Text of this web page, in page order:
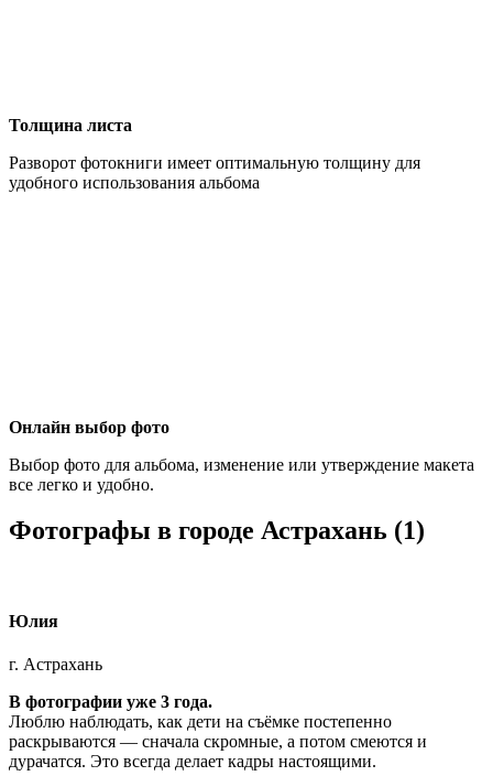
Толщина листа
Разворот фотокниги имеет оптимальную толщину для
удобного использования альбома
Онлайн выбор фото
Выбор фото для альбома, изменение или утверждение макета
все легко и удобно.
Фотографы в городе Астрахань (1)
Юлия
г. Астрахань
В фотографии уже 3 года.
Люблю наблюдать, как дети на съёмке постепенно
раскрываются — сначала скромные, а потом смеются и
дурачатся. Это всегда делает кадры настоящими.